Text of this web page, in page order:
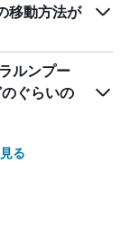
移動方法が
ルンプー
ぐらいの
る